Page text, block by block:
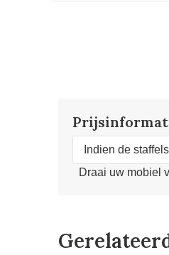
Indien de
Draai uw mobiel